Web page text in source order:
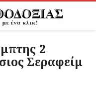
2
Σεραφείμ